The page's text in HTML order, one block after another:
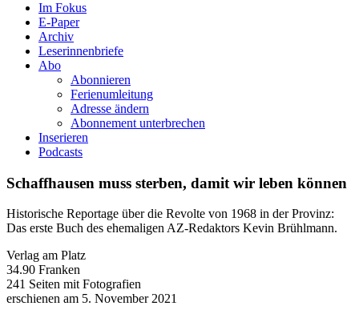
Im Fokus
E-Paper
Archiv
Leserinnenbriefe
Abo
Abonnieren
Ferienumleitung
Adresse ändern
Abonnement unterbrechen
Inserieren
Podcasts
Schaffhausen muss sterben, damit wir leben können
Historische Reportage über die Revolte von 1968 in der Provinz:
Das erste Buch des ehemaligen AZ-Redaktors Kevin Brühlmann.
Verlag am Platz
34.90 Franken
241 Seiten mit Fotografien
erschienen am 5. November 2021